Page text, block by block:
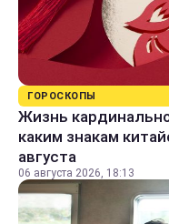
ГОРОСКОПЫ
Жизнь
каким знакам
августа
06 августа 2026, 18:13